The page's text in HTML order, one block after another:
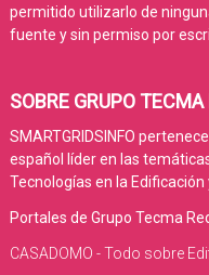
permitido utilizarlo de
fuente y sin permiso por
SOBRE GRUPO TECMA
SMARTGRIDSINFO
español líder en las
Tecnologías en la Edificación
Portales de Grupo Tecma
CASADOMO - Todo sobre